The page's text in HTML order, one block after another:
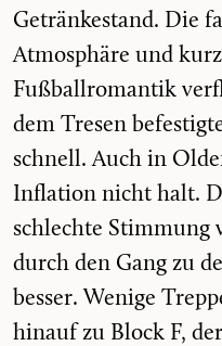
Getränkestand. Die
Atmosphäre und
Fußballromantik
dem Tresen
schnell. Auch in
Inflation nicht halt.
schlechte Stimmung
durch den Gang zu
besser. Wenige
hinauf zu Block F,